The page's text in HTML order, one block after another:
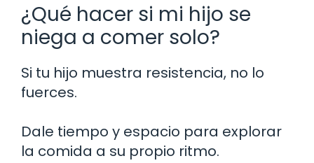
¿Qué hacer si mi hijo se
niega a comer solo?
Si tu hijo muestra resistencia, no lo
fuerces.
Dale tiempo y espacio para explorar
la comida a su propio ritmo.